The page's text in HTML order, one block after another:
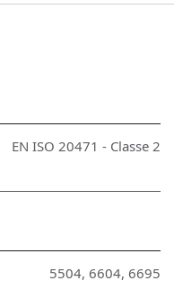
EN ISO 20471 - Classe 2
5504, 6604, 6695